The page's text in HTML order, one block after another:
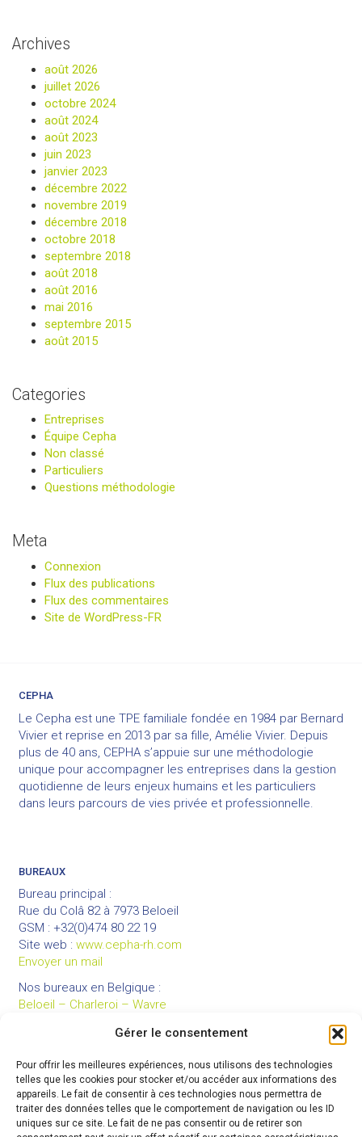
Gérer le consentement
Pour offrir les meilleures expériences, nous utilisons des technologies
telles que les cookies pour stocker et/ou accéder aux informations des
appareils. Le fait de consentir à ces technologies nous permettra de
traiter des données telles que le comportement de navigation ou les ID
uniques sur ce site. Le fait de ne pas consentir ou de retirer son
Archives
août 2026
juillet 2026
octobre 2024
août 2024
août 2023
juin 2023
janvier 2023
décembre 2022
novembre 2019
décembre 2018
octobre 2018
septembre 2018
août 2018
août 2016
mai 2016
septembre 2015
août 2015
Categories
Entreprises
Équipe Cepha
Non classé
Particuliers
Questions méthodologie
Meta
Connexion
Flux des publications
Flux des commentaires
Site de WordPress-FR
CEPHA
Le Cepha est une TPE familiale fondée en 1984 par Bernard
Vivier et reprise en 2013 par sa fille, Amélie Vivier. Depuis
plus de 40 ans, CEPHA s’appuie sur une méthodologie
unique pour accompagner les entreprises dans la gestion
quotidienne de leurs enjeux humains et les particuliers
dans leurs parcours de vies privée et professionnelle.
BUREAUX
Bureau principal :
Rue du Colâ 82 à 7973 Beloeil
GSM : +32(0)474 80 22 19
Site web : www.cepha-rh.com
Envoyer un mail
Nos bureaux en Belgique :
Beloeil – Charleroi – Wavre
LIENS UTILES
Mentions légales
Conditions générales de vente